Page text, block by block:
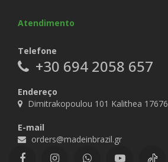
Atendimento
Telefone
+30 694 2058 657
Endereço
Dimitrakopoulou 101 Kalithea 17676
E-mail
orders@madeinbrazil.gr